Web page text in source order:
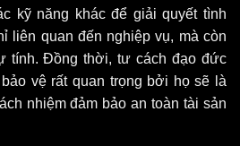
kỹ năng khác để giải quyết tình
liên quan đến nghiệp vụ, mà còn
tính. Đồng thời, tư cách đạo đức
vệ rất quan trọng bởi họ sẽ là
nhiệm đảm bảo an toàn tài sản